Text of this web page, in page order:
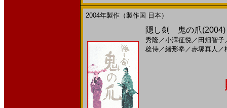
2004年製作（製作国 日本）
隠し剣 鬼の爪(2004)
秀隆／小澤征悦／ 田畑智子
稔侍／緒形拳 ／赤塚真人 ／